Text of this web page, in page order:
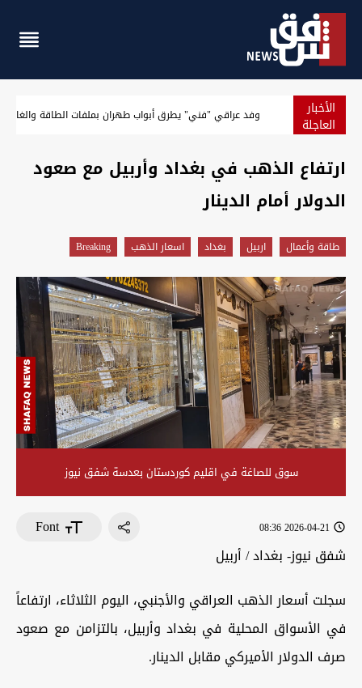
الأخبار
العاجلة نائب: لم نستلم رواتب الشهر الماضي
ارتفاع الذهب في بغداد وأربيل مع صعود
الدولار أمام الدينار
طاقة وأعمال اربيل بغداد اسعار الذهب Breaking
سوق للصاغة في اقليم كوردستان بعدسة شفق نيوز
2026-04-21 08:36
Font
شفق نيوز- بغداد / أربيل
سجلت أسعار الذهب العراقي والأجنبي، اليوم الثلاثاء، ارتفاعاً
في الأسواق المحلية في بغداد وأربيل، بالتزامن مع صعود
صرف الدولار الأميركي مقابل الدينار.